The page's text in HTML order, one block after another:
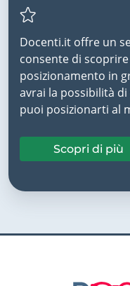
Docenti.it offre un
consente di
posizionamento in
avrai la possibilità
puoi posizionarti al
Scopri di più